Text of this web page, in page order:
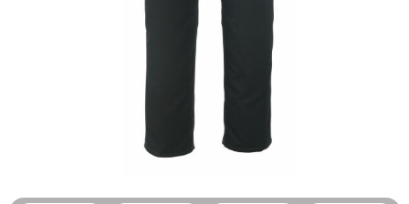
Technologie & Gadgets
Pennen & Schrijfwaren
Tassen & Reizen
Gezondheid & Welzijn